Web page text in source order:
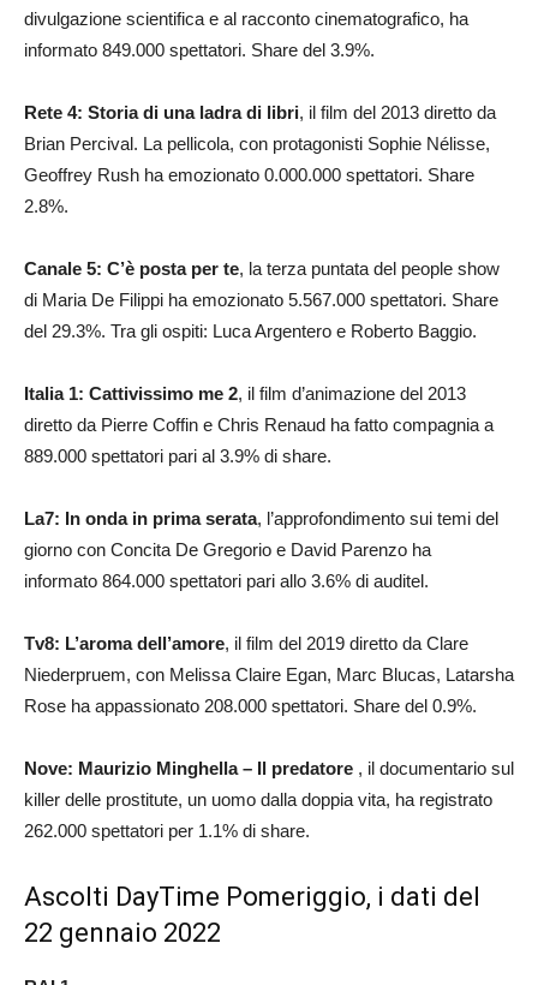
divulgazione scientifica e al racconto cinematografico, ha
informato 849.000 spettatori. Share del 3.9%.
Rete 4: Storia di una ladra di libri, il film del 2013 diretto da
Brian Percival. La pellicola, con protagonisti Sophie Nélisse,
Geoffrey Rush ha emozionato 0.000.000 spettatori. Share
2.8%.
Canale 5: C’è posta per te, la terza puntata del people show
di Maria De Filippi ha emozionato 5.567.000 spettatori. Share
del 29.3%. Tra gli ospiti: Luca Argentero e Roberto Baggio.
Italia 1: Cattivissimo me 2, il film d’animazione del 2013
diretto da Pierre Coffin e Chris Renaud ha fatto compagnia a
889.000 spettatori pari al 3.9% di share.
La7: In onda in prima serata, l’approfondimento sui temi del
giorno con Concita De Gregorio e David Parenzo ha
informato 864.000 spettatori pari allo 3.6% di auditel.
Tv8: L’aroma dell’amore, il film del 2019 diretto da Clare
Niederpruem, con Melissa Claire Egan, Marc Blucas, Latarsha
Rose ha appassionato 208.000 spettatori. Share del 0.9%.
Nove: Maurizio Minghella – Il predatore , il documentario sul
killer delle prostitute, un uomo dalla doppia vita, ha registrato
262.000 spettatori per 1.1% di share.
Ascolti DayTime Pomeriggio, i dati del
22 gennaio 2022